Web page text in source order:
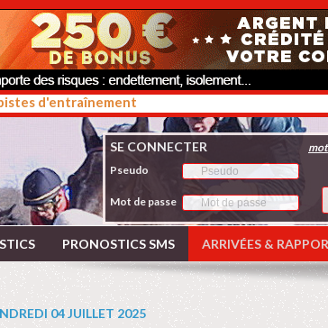
d'entraînement
SE CONNECTER
Pseudo
Mot de passe
PRONOSTICS SMS ARRIVÉES &
04 JUILLET 2025